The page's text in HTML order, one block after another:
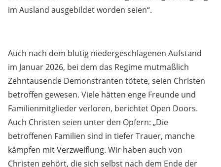
im Ausland ausgebildet worden seien“.
Auch nach dem blutig niedergeschlagenen Aufstand
im Januar 2026, bei dem das Regime mutmaßlich
Zehntausende Demonstranten tötete, seien Christen
betroffen gewesen. Viele hätten enge Freunde und
Familienmitglieder verloren, berichtet Open Doors.
Auch Christen seien unter den Opfern: „Die
betroffenen Familien sind in tiefer Trauer, manche
kämpfen mit Verzweiflung. Wir haben auch von
Christen gehört, die sich selbst nach dem Ende der